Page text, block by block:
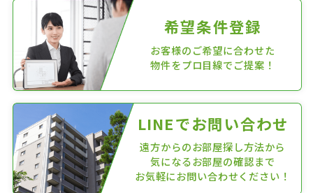
希望条件登録
お客様のご希望に合わせた
物件をプロ目線でご提案！
LINEでお問い合わせ
遠方からのお部屋探し方法から
気になるお部屋の確認まで
お気軽にお問い合わせください！